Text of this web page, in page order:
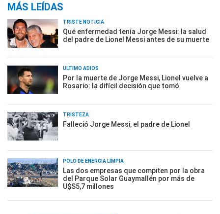
MÁS LEÍDAS
TRISTE NOTICIA
Qué enfermedad tenía Jorge Messi: la salud
del padre de Lionel Messi antes de su muerte
ÚLTIMO ADIÓS
Por la muerte de Jorge Messi, Lionel vuelve a
Rosario: la difícil decisión que tomó
TRISTEZA
Falleció Jorge Messi, el padre de Lionel
POLO DE ENERGÍA LIMPIA
Las dos empresas que compiten por la obra
del Parque Solar Guaymallén por más de
U$S5,7 millones